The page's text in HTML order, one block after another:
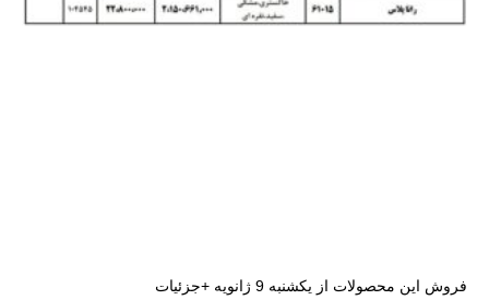
فروش این محصولات از یکشنبه 9 ژانویه +جزئیات